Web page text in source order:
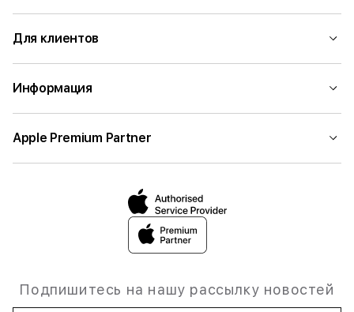
Для клиентов
Информация
Apple Premium Partner
Подпишитесь на нашу рассылку новостей